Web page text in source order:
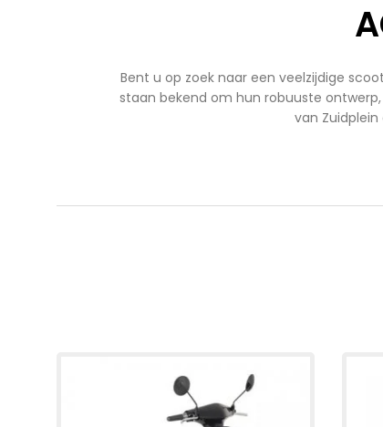
Bent u op zoek naar een veelzijdige
staan bekend om hun robuuste
van